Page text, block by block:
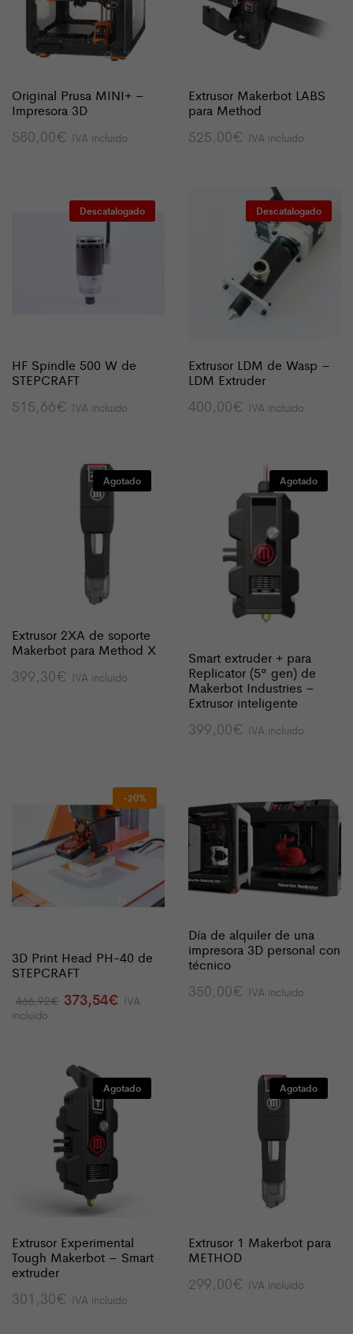
Original Prusa MINI+ –
Impresora 3D
580,00€ IVA incluido
Extrusor Makerbot LABS
para Method
525,00€ IVA incluido
Descatalogado
HF Spindle 500 W de
STEPCRAFT
515,66€ IVA incluido
Descatalogado
Extrusor LDM de Wasp –
LDM Extruder
400,00€ IVA incluido
Agotado
Extrusor 2XA de soporte
Makerbot para Method X
399,30€ IVA incluido
Agotado
Smart extruder + para
Replicator (5ª gen) de
Makerbot Industries –
Extrusor inteligente
399,00€ IVA incluido
-20%
3D Print Head PH-40 de
STEPCRAFT
466,92€ El
precio
373,54€ El
precio
IVA
incluido
Día de alquiler de una
impresora 3D personal con
técnico
350,00€ IVA incluido
Agotado
Extrusor Experimental
Tough Makerbot – Smart
extruder
301,30€ IVA incluido
Agotado
Extrusor 1 Makerbot para
METHOD
299,00€ IVA incluido